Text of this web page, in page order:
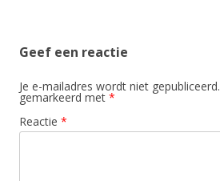
Geef een reactie
Je e-mailadres wordt niet gepubliceerd.
gemarkeerd met *
Reactie *